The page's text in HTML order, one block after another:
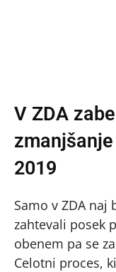
V ZDA
2019
Samo v ZDA
zahtevali posek
obenem pa se
Celotni proces,